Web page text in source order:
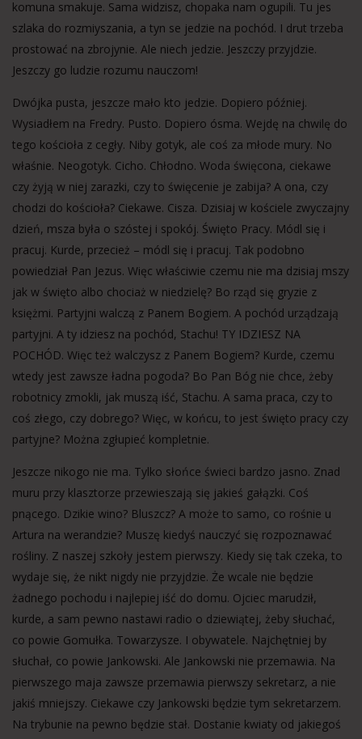
komuna smakuje. Sama widzisz, chopaka nam ogupili. Tu jes
szlaka do rozmiyszania, a tyn se jedzie na pochód. I drut trzeba
prostować na zbrojynie. Ale niech jedzie. Jeszczy przyjdzie.
Jeszczy go ludzie rozumu nauczom!
Dwójka pusta, jeszcze mało kto jedzie. Dopiero później.
Wysiadłem na Fredry. Pusto. Dopiero ósma. Wejdę na chwilę do
tego kościoła z cegły. Niby gotyk, ale coś za młode mury. No
właśnie. Neogotyk. Cicho. Chłodno. Woda święcona, ciekawe
czy żyją w niej zarazki, czy to święcenie je zabija? A ona, czy
chodzi do kościoła? Ciekawe. Cisza. Dzisiaj w kościele zwyczajny
dzień, msza była o szóstej i spokój. Święto Pracy. Módl się i
pracuj. Kurde, przecież – módl się i pracuj. Tak podobno
powiedział Pan Jezus. Więc właściwie czemu nie ma dzisiaj mszy
jak w święto albo chociaż w niedzielę? Bo rząd się gryzie z
księżmi. Partyjni walczą z Panem Bogiem. A pochód urządzają
partyjni. A ty idziesz na pochód, Stachu! TY IDZIESZ NA
POCHÓD. Więc też walczysz z Panem Bogiem? Kurde, czemu
wtedy jest zawsze ładna pogoda? Bo Pan Bóg nie chce, żeby
robotnicy zmokli, jak muszą iść, Stachu. A sama praca, czy to
coś złego, czy dobrego? Więc, w końcu, to jest święto pracy czy
partyjne? Można zgłupieć kompletnie.
Jeszcze nikogo nie ma. Tylko słońce świeci bardzo jasno. Znad
muru przy klasztorze przewieszają się jakieś gałązki. Coś
pnącego. Dzikie wino? Bluszcz? A może to samo, co rośnie u
Artura na werandzie? Muszę kiedyś nauczyć się rozpoznawać
rośliny. Z naszej szkoły jestem pierwszy. Kiedy się tak czeka, to
wydaje się, że nikt nigdy nie przyjdzie. Że wcale nie będzie
żadnego pochodu i najlepiej iść do domu. Ojciec marudził,
kurde, a sam pewno nastawi radio o dziewiątej, żeby słuchać,
co powie Gomułka. Towarzysze. I obywatele. Najchętniej by
słuchał, co powie Jankowski. Ale Jankowski nie przemawia. Na
pierwszego maja zawsze przemawia pierwszy sekretarz, a nie
jakiś mniejszy. Ciekawe czy Jankowski będzie tym sekretarzem.
Na trybunie na pewno będzie stał. Dostanie kwiaty od jakiegoś